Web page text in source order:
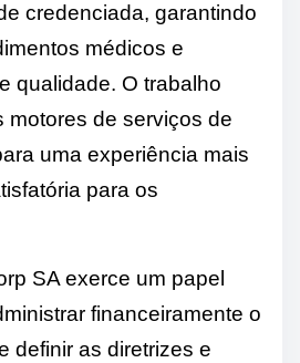
credenciada, garantindo
médicos e
qualidade. O trabalho
motores de serviços de
uma experiência mais
para os
SA exerce um papel
financeiramente o
definir as diretrizes e